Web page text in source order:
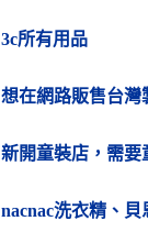
3c所有用品
想在網路販售台灣
新開童裝店，需要
nacnac洗衣精、貝